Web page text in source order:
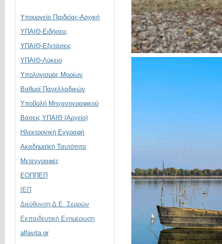
Υπουργείο Παιδείας-Αρχική
ΥΠΑΙΘ-Ειδήσεις
ΥΠΑΙΘ-Εξετάσεις
ΥΠΑΙΘ-Λύκειο
Υπολογισμός Μορίων
Βαθμοί Πανελλαδικών
Υποβολή Μηχανογραφικού
Βάσεις ΥΠΑΙΘ (Αρχείο)
Ηλεκτρονική Eγγραφή
Ακαδημαϊκή Ταυτότητα
Μετεγγραφές
ΕΟΠΠΕΠ
ΙΕΠ
Διεύθυνση Δ.Ε. Σερρών
Εκπαιδευτική Ενημέρωση
alfavita.gr